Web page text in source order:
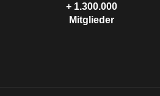
+ 1.300.000
Mitglieder